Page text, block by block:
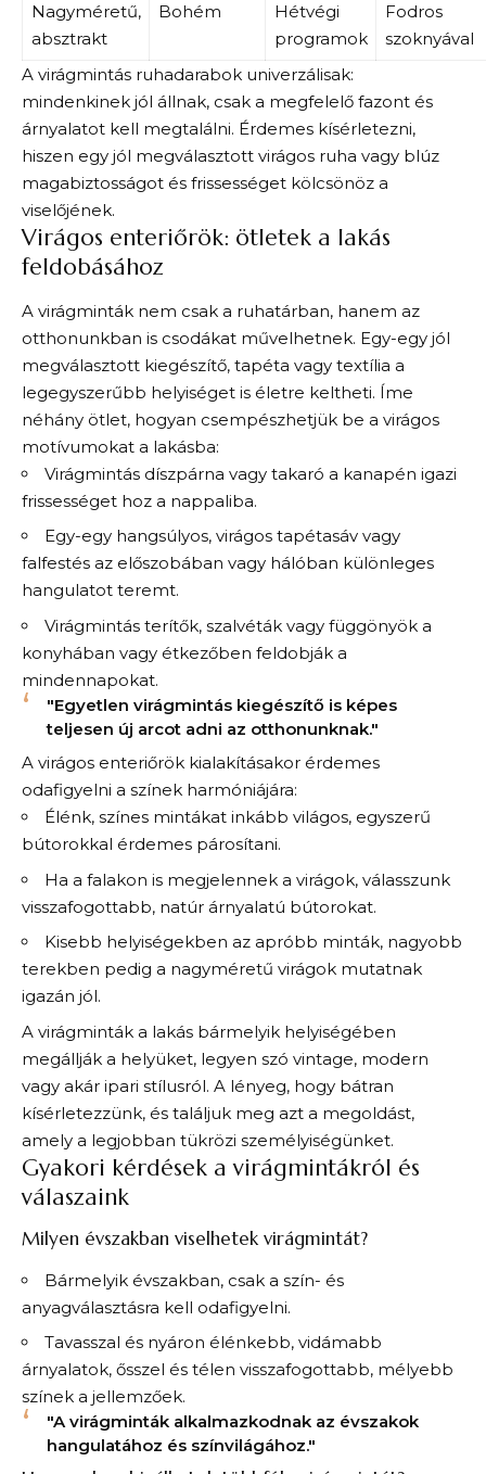
Nagyméretű,
absztrakt
Bohém
Hétvégi
programok
Fodros
szoknyával
A virágmintás ruhadarabok univerzálisak:
mindenkinek jól állnak, csak a megfelelő fazont és
árnyalatot kell megtalálni. Érdemes kísérletezni,
hiszen egy jól megválasztott virágos ruha vagy blúz
magabiztosságot és frissességet kölcsönöz a
viselőjének.
Virágos enteriőrök: ötletek a lakás
feldobásához
A virágminták nem csak a ruhatárban, hanem az
otthonunkban is csodákat művelhetnek. Egy-egy jól
megválasztott kiegészítő, tapéta vagy textília a
legegyszerűbb helyiséget is életre keltheti. Íme
néhány ötlet, hogyan csempészhetjük be a virágos
motívumokat a lakásba:
Virágmintás díszpárna vagy takaró a kanapén igazi
frissességet hoz a nappaliba.
Egy-egy hangsúlyos, virágos tapétasáv vagy
falfestés az előszobában vagy hálóban különleges
hangulatot teremt.
Virágmintás terítők, szalvéták vagy függönyök a
konyhában vagy étkezőben feldobják a
mindennapokat.
"Egyetlen virágmintás kiegészítő is képes
teljesen új arcot adni az otthonunknak."
A virágos enteriőrök kialakításakor érdemes
odafigyelni a színek harmóniájára:
Élénk, színes mintákat inkább világos, egyszerű
bútorokkal érdemes párosítani.
Ha a falakon is megjelennek a virágok, válasszunk
visszafogottabb, natúr árnyalatú bútorokat.
Kisebb helyiségekben az apróbb minták, nagyobb
terekben pedig a nagyméretű virágok mutatnak
igazán jól.
A virágminták a lakás bármelyik helyiségében
megállják a helyüket, legyen szó vintage, modern
vagy akár ipari stílusról. A lényeg, hogy bátran
kísérletezzünk, és találjuk meg azt a megoldást,
amely a legjobban tükrözi személyiségünket.
Gyakori kérdések a virágmintákról és
válaszaink
Milyen évszakban viselhetek virágmintát?
Bármelyik évszakban, csak a szín- és
anyagválasztásra kell odafigyelni.
Tavasszal és nyáron élénkebb, vidámabb
árnyalatok, ősszel és télen visszafogottabb, mélyebb
színek a jellemzőek.
"A virágminták alkalmazkodnak az évszakok
hangulatához és színvilágához."